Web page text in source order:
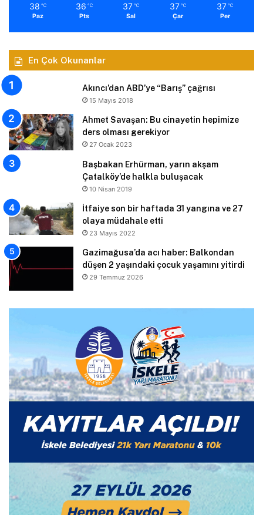
38 ℃
Paz
36 ℃
Pts
37 ℃
Sal
37 ℃
Çar
37 ℃
Per
En Çok Okunanlar
Akıncı’dan ABD’ye “Barış” çağrısı
15 Mayıs 2018
Ahmet Savaşan: Bu cinayetin hepimize
ders olması gerekiyor
27 Ocak 2023
Başbakan Erhürman, yarın akşam
Çatalköy’de halkla buluşacak
10 Nisan 2019
İtfaiye son bir haftada 31 yangına ve 27
olaya müdahale etti
23 Mayıs 2022
Gazimağusa’da acı haber: Balkondan
düşen 2 yaşındaki çocuk yaşamını yitirdi
29 Temmuz 2026